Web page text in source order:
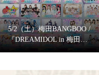
5/2（土）梅田BANGBOO /
『DREAMIDOL in 梅田…